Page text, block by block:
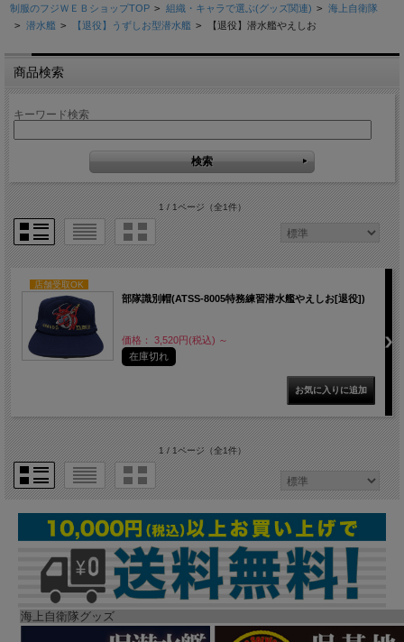
制服のフジＷＥＢショップTOP > 組織・キャラで選ぶ(グッズ関連) > 海上自衛隊
> 潜水艦 > 【退役】うずしお型潜水艦 > 【退役】潜水艦やえしお
商品検索
キーワード検索
1 / 1ページ（全1件）
店舗受取OK
部隊識別帽(ATSS-8005特務練習潜水艦やえしお[退役])
価格： 3,520円(税込) ～
在庫切れ
1 / 1ページ（全1件）
海上自衛隊グッズ